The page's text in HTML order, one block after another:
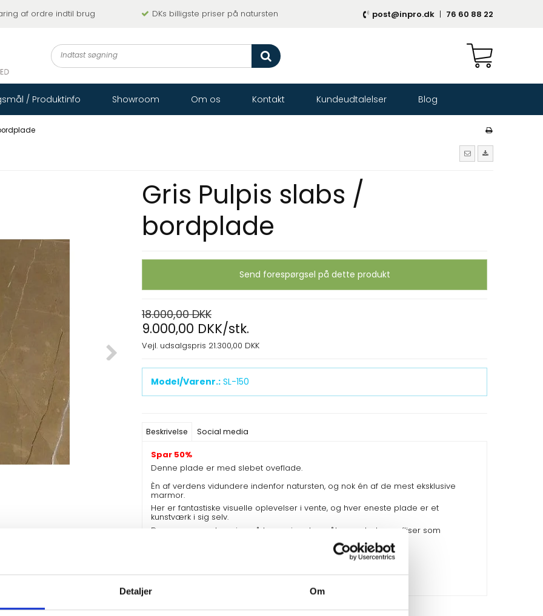
Detaljer Om
af ordre indtil brug DKs billigste priser på natursten post@inpro.dk | 76 60 88 22
/ Produktinfo Showroom Om os Kontakt Kundeudtalelser Blog
Gris Pulpis slabs /
bordplade
Send forespørgsel på dette produkt
18.000,00 DKK
9.000,00 DKK/stk.
Vejl. udsalgspris 21.300,00 DKK
Model/Varenr.: SL-150
Beskrivelse Social media
Spar 50%
Denne plade er med slebet oveflade.
Èn af verdens vidundere indenfor natursten, og nok én af de mest eksklusive
marmor.
Her er fantastiske visuelle oplevelser i vente, og hver eneste plade er et
kunstværk i sig selv.
Denne marmor kan vi også levere i andre mål som plader og fliser som
Vælg mellem børstet, slebet eller poleret overflade.
I samme serie som denne plade, findes også naturstensgulv >>